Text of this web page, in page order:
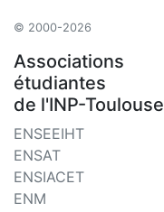
© 2000-2026
Associations
étudiantes
de l'INP-Toulouse
ENSEEIHT
ENSAT
ENSIACET
ENM